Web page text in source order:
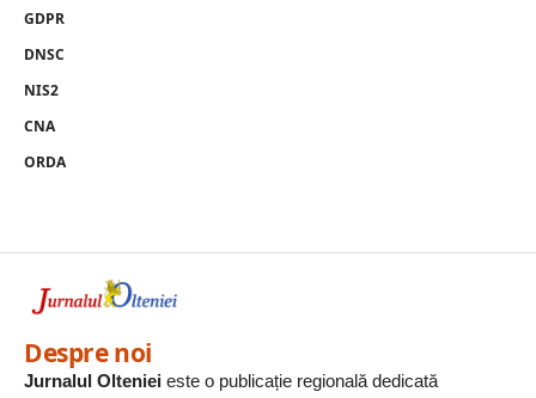
GDPR
DNSC
NIS2
CNA
ORDA
Despre noi
Jurnalul Olteniei este o publicație regională dedicată